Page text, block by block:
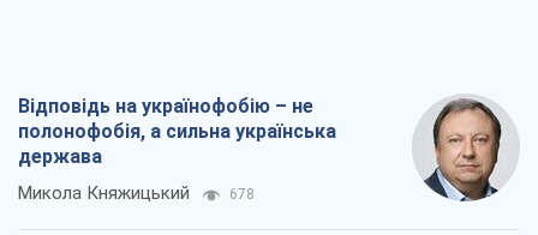
Відповідь на українофобію – не
полонофобія, а сильна українська
держава
Микола Княжицький 678